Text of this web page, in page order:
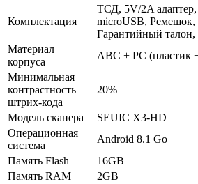
Комплектация
ТСД, 5V/2A
microUSB, Ремешок,
Гарантийный талон,
Материал
корпуса
ABC + PC (пластик
Минимальная
контрастность
штрих-кода
20%
Модель сканера
SEUIC X3-HD
Операционная
система
Android 8.1 Go
Память Flash
16GB
Память RAM
2GB